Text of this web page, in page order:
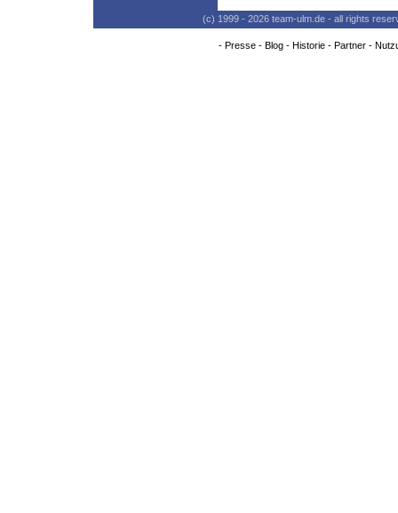
(c) 1999 - 2026 team-ulm.de - all rights
- Presse- Blog- Historie- Partner-